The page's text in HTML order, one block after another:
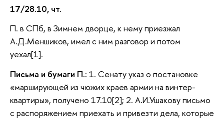
17/28.10, чт.
П. в СПб, в Зимнем дворце, к нему приезжал
А.Д.Меншиков, имел с ним разговор и потом
уехал[1].
Письма и бумаги П.: 1. Сенату указ о постановке
«марширующей из чюжих краев армии на винтер-
квартиры», получено 17.10[2]; 2. А.И.Ушакову письмо
с распоряжением приехать и привезти дела, которые